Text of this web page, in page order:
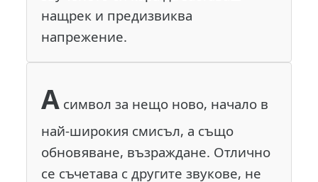
нащрек и предизвиква
напрежение.
А символ за нещо ново, начало в
най-широкия смисъл, а също
обновяване, възраждане. Отлично
се съчетава с другите звукове, не